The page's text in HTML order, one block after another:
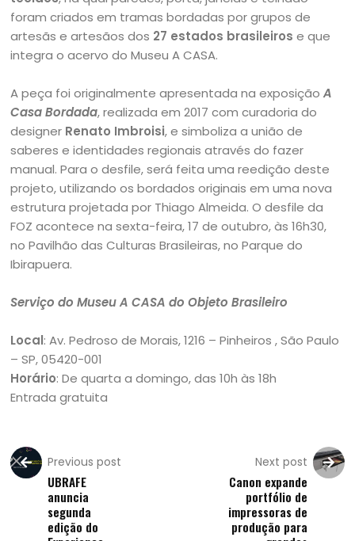
foram criados em tramas bordadas por grupos de
artesãs e artesãos dos 27 estados brasileiros e que
integra o acervo do Museu A CASA.
A peça foi originalmente apresentada na exposiçãoA
Casa Bordada, realizada em 2017 com curadoria do
designer Renato Imbroisi, e simboliza a união de
saberes e identidades regionais através do fazer
manual. Para o desfile, será feita uma reedição deste
projeto, utilizando os bordados originais em uma nova
estrutura projetada por Thiago Almeida. O desfile da
FOZ acontece na sexta-feira, 17 de outubro, às 16h30,
no Pavilhão das Culturas Brasileiras, no Parque do
Ibirapuera.
Serviço do Museu A CASA do Objeto Brasileiro
Local: Av. Pedroso de Morais, 1216 – Pinheiros , São Paulo
– SP, 05420-001
Horário: De quarta a domingo, das 10h às 18h
Entrada gratuita
Previous post
UBRAFE
anuncia
segunda
edição do
Next post
Canon expande
portfólio de
impressoras de
produção para